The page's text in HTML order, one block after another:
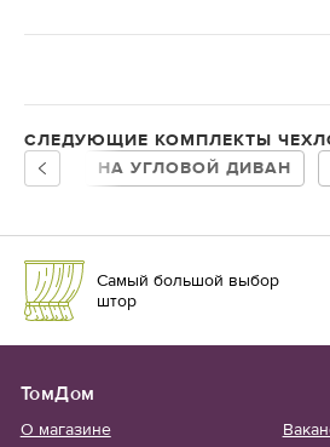
СЛЕДУЮЩИЕ КОМПЛЕКТЫ
НА УГЛОВОЙ ДИВАН
Самый большой выбор
штор
ТомДом
О магазине